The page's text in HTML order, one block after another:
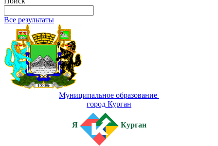
Все результаты
Муниципальное образование
город Курган
Я Курган